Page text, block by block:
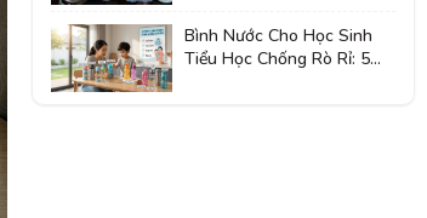
Bình Nước Cho Học Sinh
Tiểu Học Chống Rò Rỉ: 5